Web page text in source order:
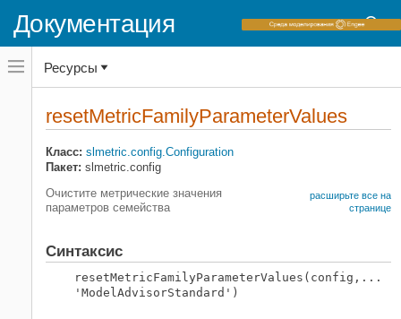
Документация
Переключатель
навигационного
меню
переключатель
Соберите метрики модели и
тестирования
Метрики модели
НА ЭТОЙ СТРАНИЦЕ
Синтаксис
Ресурсы
resetMetricFamilyParameterValues
Класс: slmetric.config.Configuration
Пакет: slmetric.config
Очистите метрические значения
параметров семейства
расширьте все на
странице
Синтаксис
resetMetricFamilyParameterValues(config,...
'ModelAdvisorStandard')